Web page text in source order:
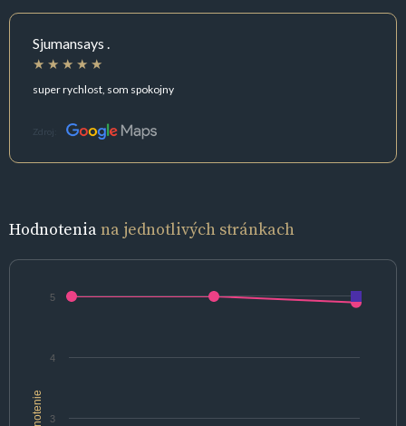
Sjumansays .
super rychlost, som spokojny
Zdroj:
Hodnoteniana jednotlivých stránkach
3
4
5